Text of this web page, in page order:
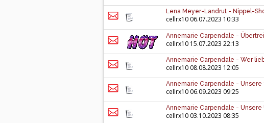
Lena Meyer-Landrut - Nippel-
cellrx10 06.07.2023 10:33
Annemarie Carpendale -
cellrx10 15.07.2023 22:13
Annemarie Carpendale - Wer
cellrx10 08.08.2023 12:05
Annemarie Carpendale - Unsere
cellrx10 06.09.2023 09:25
Annemarie Carpendale - Unsere
cellrx10 03.10.2023 08:35